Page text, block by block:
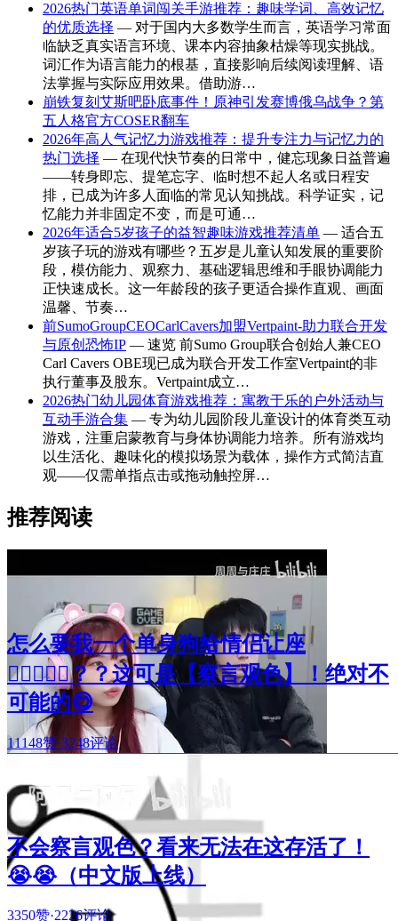
2026热门英语单词闯关手游推荐：趣味学词、高效记忆
的优质选择 — 对于国内大多数学生而言，英语学习常面
临缺乏真实语言环境、课本内容抽象枯燥等现实挑战。
词汇作为语言能力的根基，直接影响后续阅读理解、语
法掌握与实际应用效果。借助游…
崩铁复刻艾斯吧卧底事件！原神引发赛博俄乌战争？第
五人格官方COSER翻车
2026年高人气记忆力游戏推荐：提升专注力与记忆力的
热门选择 — 在现代快节奏的日常中，健忘现象日益普遍
——转身即忘、提笔忘字、临时想不起人名或日程安
排，已成为许多人面临的常见认知挑战。科学证实，记
忆能力并非固定不变，而是可通…
2026年适合5岁孩子的益智趣味游戏推荐清单 — 适合五
岁孩子玩的游戏有哪些？五岁是儿童认知发展的重要阶
段，模仿能力、观察力、基础逻辑思维和手眼协调能力
正快速成长。这一年龄段的孩子更适合操作直观、画面
温馨、节奏…
前SumoGroupCEOCarlCavers加盟Vertpaint-助力联合开发
与原创恐怖IP — 速览 前Sumo Group联合创始人兼CEO
Carl Cavers OBE现已成为联合开发工作室Vertpaint的非
执行董事及股东。Vertpaint成立…
2026热门幼儿园体育游戏推荐：寓教于乐的户外活动与
互动手游合集 — 专为幼儿园阶段儿童设计的体育类互动
游戏，注重启蒙教育与身体协调能力培养。所有游戏均
以生活化、趣味化的模拟场景为载体，操作方式简洁直
观——仅需单指点击或拖动触控屏…
推荐阅读
怎么要我一个单身狗给情侣让座
🧑🏻‍❤️‍👩🏻？？这可是【察言观色】！绝对不
可能的😋
11148赞·3248评论
不会察言观色？看来无法在这存活了！
😭😭（中文版上线）
3350赞·2226评论